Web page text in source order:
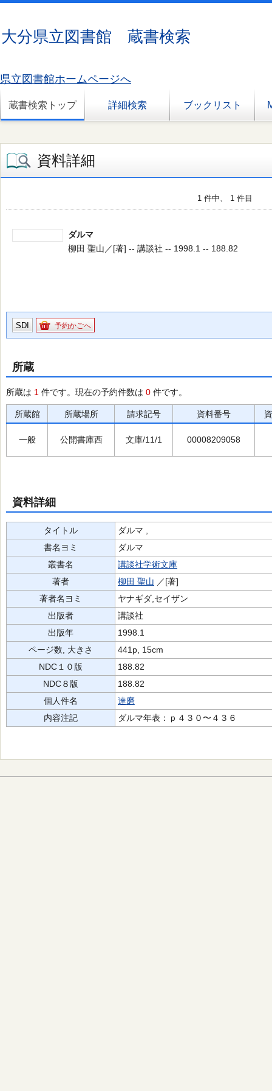
大分県立図書館 蔵書検索
県立図書館ホームページへ
蔵書検索トップ 詳細検索 ブックリスト
資料詳細
1 件中、 1 件目
ダルマ
柳田 聖山／[著] -- 講談社 -- 1998.1 -- 188.82
SDI 予約かごへ
所蔵
所蔵は 1 件です。現在の予約件数は 0 件です。
所蔵館 所蔵場所 請求記号 資料番号
一般 公開書庫西 文庫/11/1 00008209058
資料詳細
タイトル
ダルマ ,
書名ヨミ
ダルマ
叢書名
講談社学術文庫
著者
柳田 聖山 ／[著]
著者名ヨミ
ヤナギダ,セイザン
出版者
講談社
出版年
1998.1
ページ数, 大きさ
441p, 15cm
NDC１０版
188.82
NDC８版
188.82
個人件名
達磨
内容注記
ダルマ年表：ｐ４３０〜４３６